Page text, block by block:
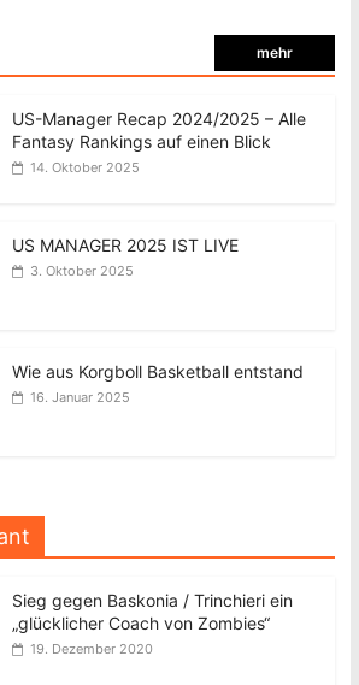
mehr
US-Manager Recap 2024/2025 – Alle
Fantasy Rankings auf einen Blick
14. Oktober 2025
US MANAGER 2025 IST LIVE
3. Oktober 2025
Wie aus Korgboll Basketball entstand
16. Januar 2025
Sieg gegen Baskonia / Trinchieri ein
„glücklicher Coach von Zombies“
19. Dezember 2020